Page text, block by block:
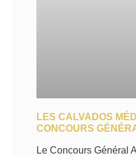
LES CALVADOS
CONCOURS
Le Concours Général